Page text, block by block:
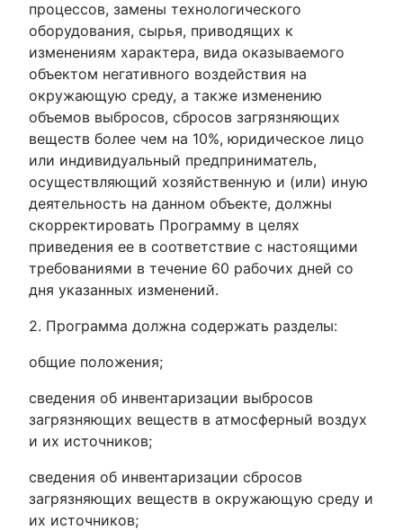
процессов, замены технологического
оборудования, сырья, приводящих к
изменениям характера, вида оказываемого
объектом негативного воздействия на
окружающую среду, а также изменению
объемов выбросов, сбросов загрязняющих
веществ более чем на 10%, юридическое лицо
или индивидуальный предприниматель,
осуществляющий хозяйственную и (или) иную
деятельность на данном объекте, должны
скорректировать Программу в целях
приведения ее в соответствие с настоящими
требованиями в течение 60 рабочих дней со
дня указанных изменений.
2. Программа должна содержать разделы:
общие положения;
сведения об инвентаризации выбросов
загрязняющих веществ в атмосферный воздух
и их источников;
сведения об инвентаризации сбросов
загрязняющих веществ в окружающую среду и
их источников;